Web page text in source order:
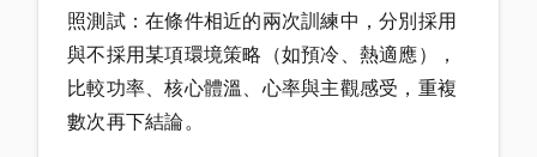
照測試：在條件相近的兩次訓練中，分別採用
與不採用某項環境策略（如預冷、熱適應），
比較功率、核心體溫、心率與主觀感受，重複
數次再下結論。